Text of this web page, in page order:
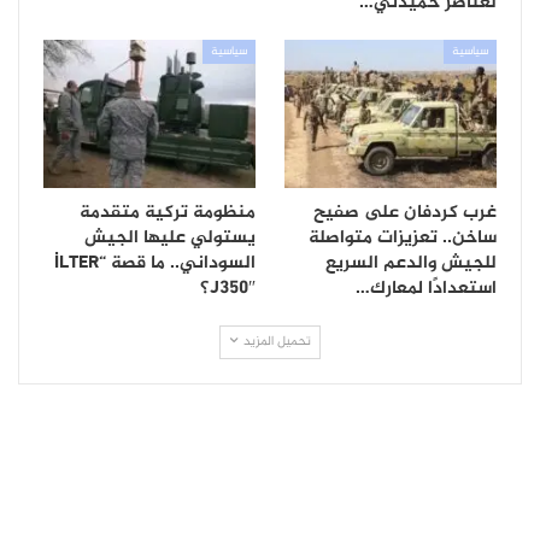
سياسية
غرب كردفان على صفيح
ساخن.. تعزيزات متواصلة
للجيش والدعم السريع
استعدادًا لمعارك…
سياسية
منظومة تركية متقدمة
يستولي عليها الجيش
السوداني.. ما قصة “İLTER
J350″؟
تحميل المزيد